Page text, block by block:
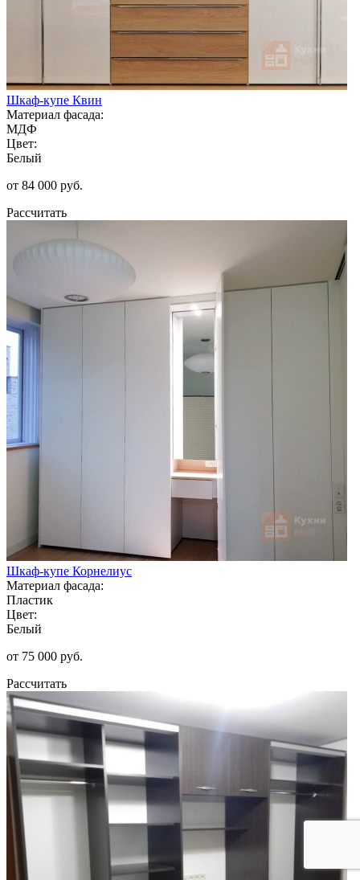
Шкаф-купе Квин
Материал фасада:
МДФ
Цвет:
Белый
от 84 000 руб.
Рассчитать
Шкаф-купе Корнелиус
Материал фасада:
Пластик
Цвет:
Белый
от 75 000 руб.
Рассчитать